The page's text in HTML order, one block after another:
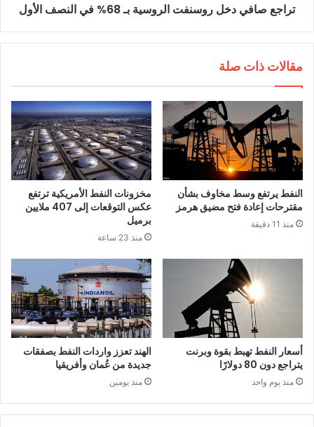
تراجع صافي دخل روسنفت الروسية بـ 68% في النصف الأول
مقالات ذات صلة
النفط يرتفع وسط مخاوف بشأن
مقترحات إعادة فتح مضيق هرمز
منذ 11 دقيقة
مخزونات النفط الأمريكية ترتفع
عكس التوقعات إلى 407 ملايين
برميل
منذ 23 ساعة
أسعار النفط تهبط بقوة وبرنت
يتراجع دون 80 دولارًا
منذ يوم واحد
الهند تعزز واردات النفط بصفقات
جديدة من عُمان وأفريقيا
منذ يومين